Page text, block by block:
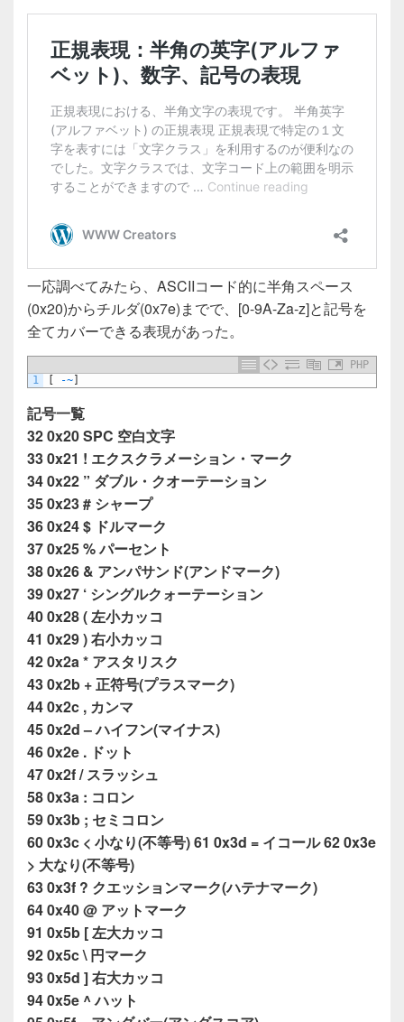
一応調べてみたら、ASCIIコード的に半角スペース
(0x20)からチルダ(0x7e)までで、[0-9A-Za-z]と記号を
全てカバーできる表現があった。
PHP
1
[ -~]
記号一覧
32 0x20 SPC 空白文字
33 0x21 ! エクスクラメーション・マーク
34 0x22 ” ダブル・クオーテーション
35 0x23 # シャープ
36 0x24 $ ドルマーク
37 0x25 % パーセント
38 0x26 & アンパサンド(アンドマーク)
39 0x27 ‘ シングルクォーテーション
40 0x28 ( 左小カッコ
41 0x29 ) 右小カッコ
42 0x2a * アスタリスク
43 0x2b + 正符号(プラスマーク)
44 0x2c , カンマ
45 0x2d – ハイフン(マイナス)
46 0x2e . ドット
47 0x2f / スラッシュ
58 0x3a : コロン
59 0x3b ; セミコロン
60 0x3c < 小なり(不等号) 61 0x3d = イコール 62 0x3e
> 大なり(不等号)
63 0x3f ? クエッションマーク(ハテナマーク)
64 0x40 @ アットマーク
91 0x5b [ 左大カッコ
92 0x5c \ 円マーク
93 0x5d ] 右大カッコ
94 0x5e ^ ハット